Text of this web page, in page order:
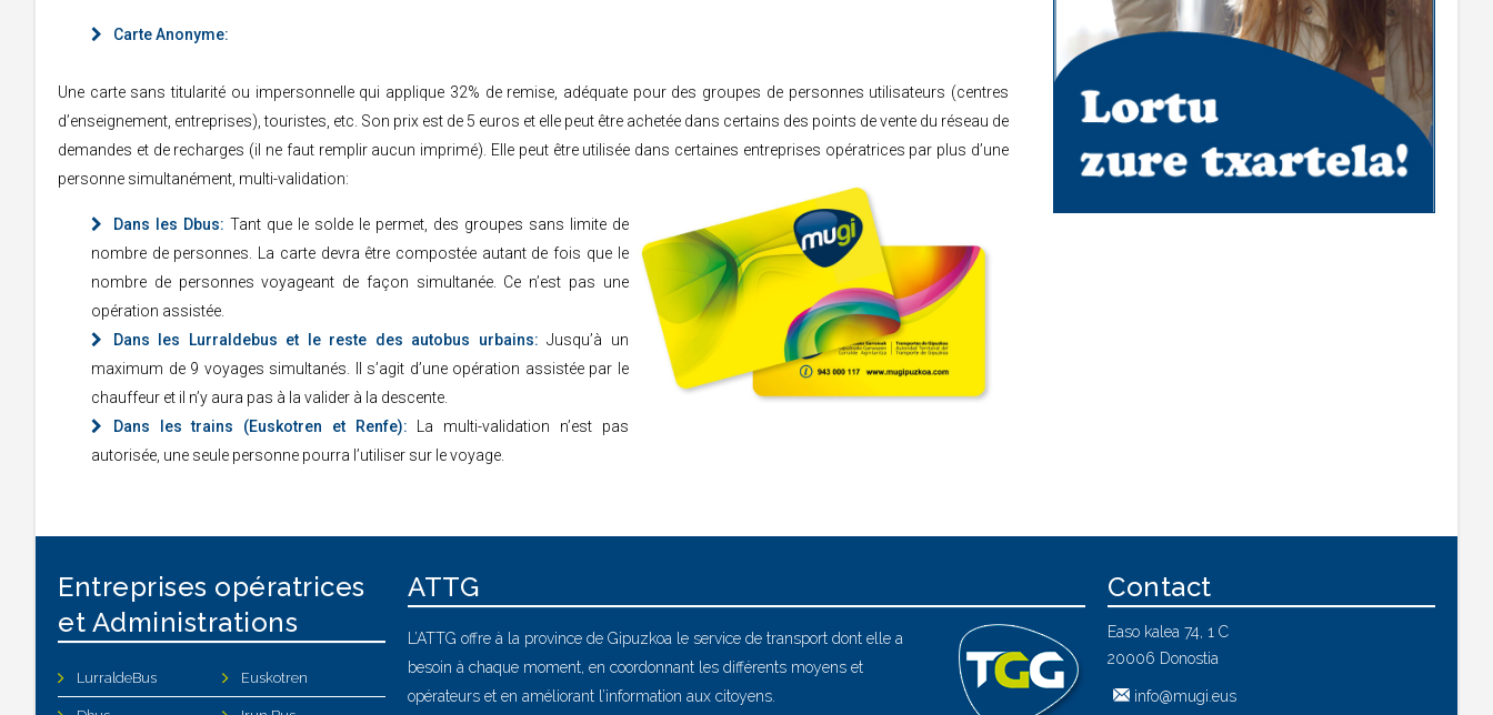
Carte Anonyme:
Une carte sans titularité ou impersonnelle qui applique 32% de remise, adéquate pour des groupes de personnes utilisateurs (centres
d’enseignement, entreprises), touristes, etc. Son prix est de 5 euros et elle peut être achetée dans certains des points de vente du réseau de
demandes et de recharges (il ne faut remplir aucun imprimé). Elle peut être utilisée dans certaines entreprises opératrices par plus d’une
personne simultanément, multi-validation:
Dans les Dbus: Tant que le solde le permet, des groupes sans limite de
nombre de personnes. La carte devra être compostée autant de fois que le
nombre de personnes voyageant de façon simultanée. Ce n’est pas une
opération assistée.
Dans les Lurraldebus et le reste des autobus urbains:Jusqu’à un
maximum de 9 voyages simultanés. Il s’agit d’une opération assistée par le
chauffeur et il n’y aura pas à la valider à la descente.
Dans les trains (Euskotren et Renfe): La multi-validation n’est pas
autorisée, une seule personne pourra l’utiliser sur le voyage.
Entreprises opératrices
et Administrations
LurraldeBus Euskotren
ATTG
L’ATTG offre à la province de Gipuzkoa le service de transport dont elle a
besoin à chaque moment, en coordonnant les différents moyens et
opérateurs et en améliorant l’information aux citoyens.
Contact
Easo kalea 74, 1 C
20006 Donostia
info@mugi.eus